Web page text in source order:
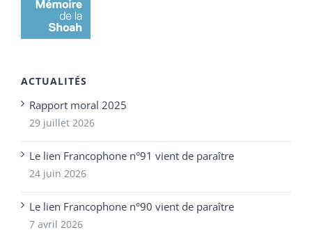
ACTUALITÉS
Rapport moral 2025
29 juillet 2026
Le lien Francophone n°91 vient de paraître
24 juin 2026
Le lien Francophone n°90 vient de paraître
7 avril 2026